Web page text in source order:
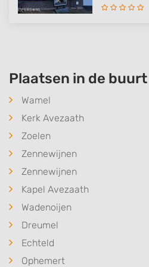
Plaatsen in de buurt
Wamel
Kerk Avezaath
Zoelen
Zennewijnen
Zennewijnen
Kapel Avezaath
Wadenoijen
Dreumel
Echteld
Ophemert